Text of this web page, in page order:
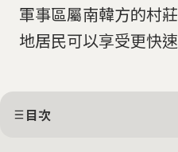
軍事區屬南韓方的村
地居民可以享受更快
目次